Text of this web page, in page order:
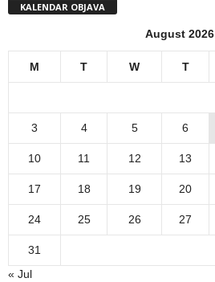
KALENDAR OBJAVA
August 2026
M T W T
3 4 5 6
10 11 12 13
17 18 19 20
24 25 26 27
31
« Jul